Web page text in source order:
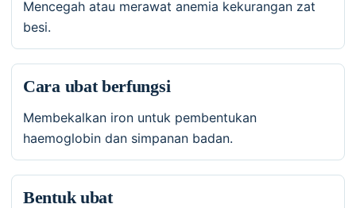
Mencegah atau merawat anemia kekurangan zat
besi.
Cara ubat berfungsi
Membekalkan iron untuk pembentukan
haemoglobin dan simpanan badan.
Bentuk ubat